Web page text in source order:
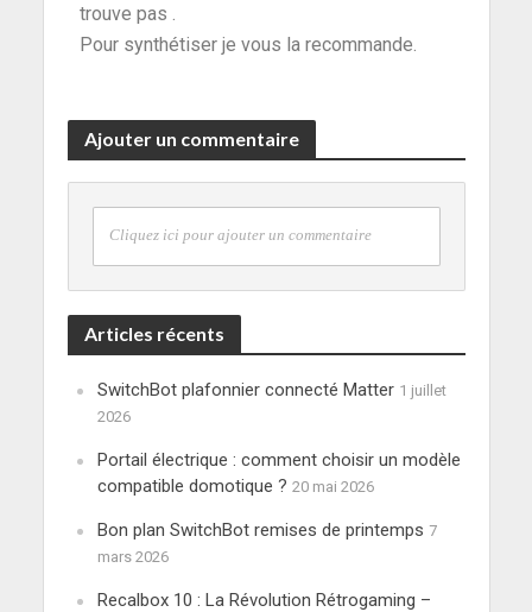
trouve pas .
Pour synthétiser je vous la recommande.
Ajouter un commentaire
Cliquez ici pour ajouter un commentaire
Articles récents
SwitchBot plafonnier connecté Matter 1 juillet
2026
Portail électrique : comment choisir un modèle
compatible domotique ? 20 mai 2026
Bon plan SwitchBot remises de printemps 7
mars 2026
Recalbox 10 : La Révolution Rétrogaming –